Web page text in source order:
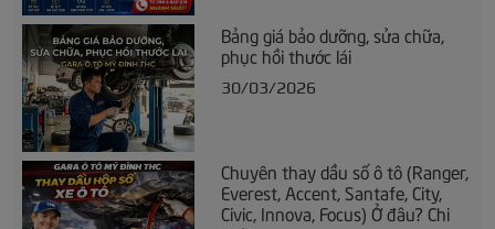
Bảng giá bảo dưỡng, sửa chữa,
phục hồi thước lái
30/03/2026
Chuyên thay dầu số ô tô (Ranger,
Everest, Accent, Santafe, City,
Civic, Innova, Focus) Ở đâu? Chi